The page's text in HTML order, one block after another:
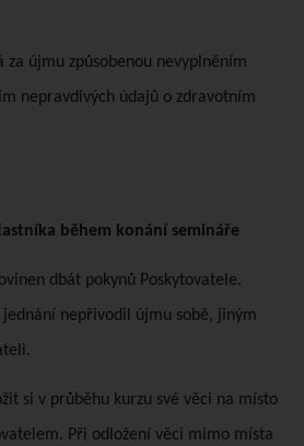
za újmu způsobenou nevyplněním
nepravdivých údajů o zdravotním
během konání semináře
dbát pokynů Poskytovatele.
jednání nepřivodil újmu sobě, jiným
si v průběhu kurzu své věci na místo
Při odložení věci mimo místa